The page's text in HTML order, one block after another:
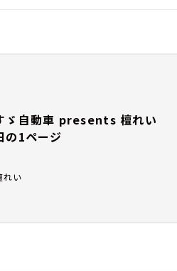
ゞ自動車 presents 檀れい
の1ページ
れい